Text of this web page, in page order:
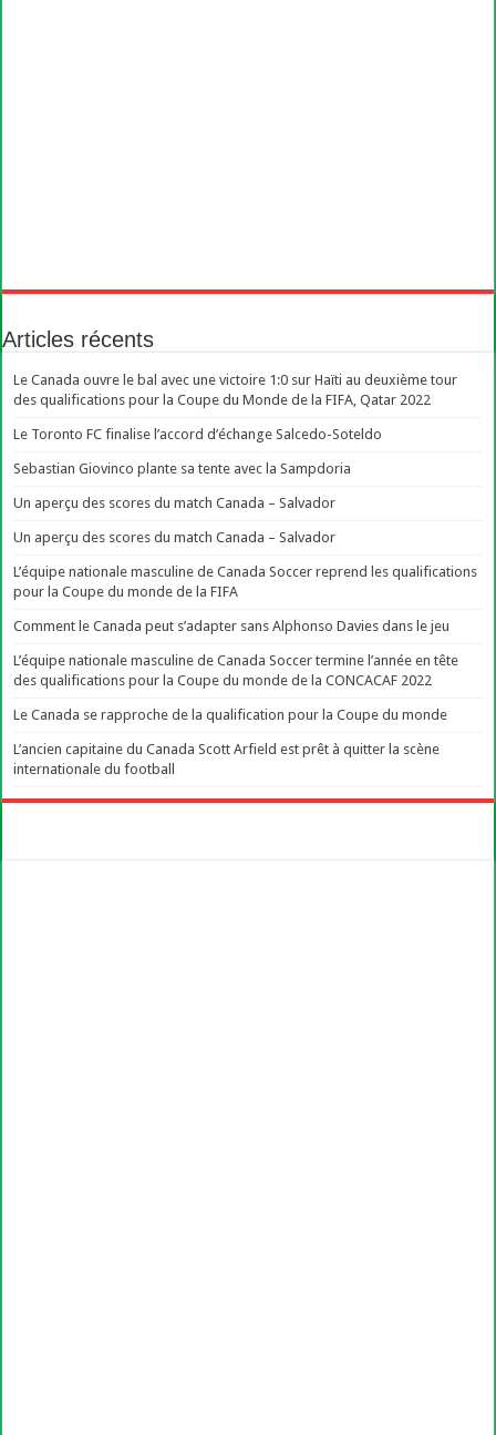
Articles récents
Le Canada ouvre le bal avec une victoire 1:0 sur Haïti au deuxième tour
des qualifications pour la Coupe du Monde de la FIFA, Qatar 2022
Le Toronto FC finalise l’accord d’échange Salcedo-Soteldo
Sebastian Giovinco plante sa tente avec la Sampdoria
Un aperçu des scores du match Canada – Salvador
Un aperçu des scores du match Canada – Salvador
L’équipe nationale masculine de Canada Soccer reprend les qualifications
pour la Coupe du monde de la FIFA
Comment le Canada peut s’adapter sans Alphonso Davies dans le jeu
L’équipe nationale masculine de Canada Soccer termine l’année en tête
des qualifications pour la Coupe du monde de la CONCACAF 2022
Le Canada se rapproche de la qualification pour la Coupe du monde
L’ancien capitaine du Canada Scott Arfield est prêt à quitter la scène
internationale du football